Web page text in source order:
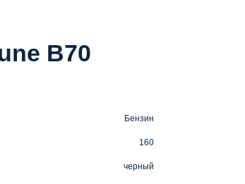
B70
Бензин
160
черный